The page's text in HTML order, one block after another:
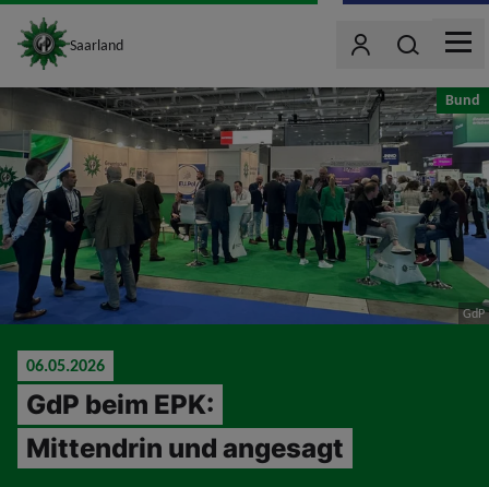
jumpToMain
site_logo
Saarland BenutzerWonach
MENU
GdP
Bund
06.05.2026
GdP beim EPK:
Mittendrin und angesagt